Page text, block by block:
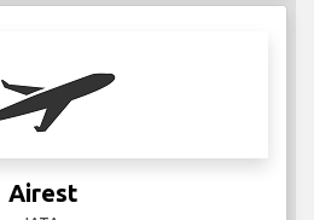
Airest